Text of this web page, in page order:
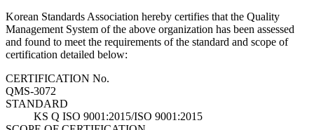
Korean Standards Association hereby certifies that the Quality
Management System of the above organization has been assessed
and found to meet the requirements of the standard and scope of
certification detailed below:
CERTIFICATION No.
QMS-3072
STANDARD
KS Q ISO 9001:2015/ISO 9001:2015